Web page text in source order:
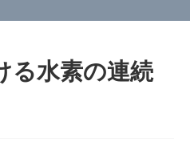
る水素の連続